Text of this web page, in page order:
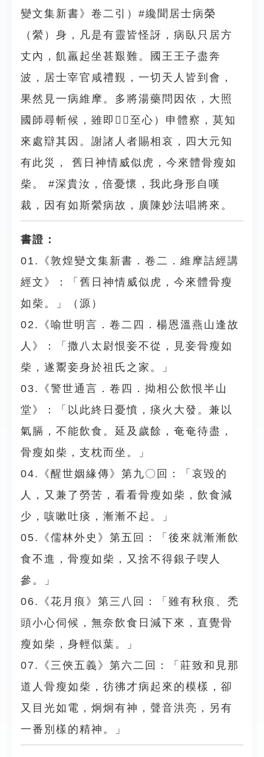
變文集新書》卷二引）#纔聞居士病榮
（縈）身，凡是有靈皆怪訝，病臥只居方
丈內，飢羸起坐甚艱難。國王王子盡奔
波，居士宰官咸禮覲，一切天人皆到會，
果然見一病維摩。多將湯藥問因依，大照
國師尋斬候，雖即（至心）申體察，莫知
來處辯其因。謝諸人者賜相哀，四大元知
有此災， 舊日神情威似虎，今來體骨瘦如
柴。 #深貴汝，倍憂懷，我此身形自嘆
裁，因有如斯縈病故，廣陳妙法唱將來。
書證：
01.《敦煌變文集新書．卷二．維摩詰經講
經文》：「舊日神情威似虎，今來體骨瘦
如柴。」（源）
02.《喻世明言．卷二四．楊恩溫燕山逢故
人》：「撒八太尉恨妾不從，見妾骨瘦如
柴，遂鬻妾身於祖氏之家。」
03.《警世通言．卷四．拗相公飲恨半山
堂》：「以此終日憂憤，痰火大發。兼以
氣膈，不能飲食。延及歲餘，奄奄待盡，
骨瘦如柴，支枕而坐。」
04.《醒世姻緣傳》第九〇回：「哀毀的
人，又兼了勞苦，看看骨瘦如柴，飲食減
少，咳嗽吐痰，漸漸不起。」
05.《儒林外史》第五回：「後來就漸漸飲
食不進，骨瘦如柴，又捨不得銀子喫人
參。」
06.《花月痕》第三八回：「雖有秋痕、禿
頭小心伺候，無奈飲食日減下來，直覺骨
瘦如柴，身輕似葉。」
07.《三俠五義》第六二回：「莊致和見那
道人骨瘦如柴，彷彿才病起來的模樣，卻
又目光如電，炯炯有神，聲音洪亮，另有
一番別樣的精神。」